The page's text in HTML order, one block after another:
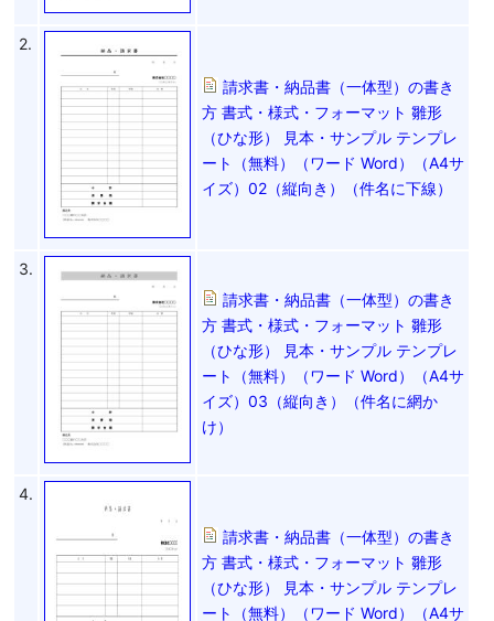
2.
請求書・納品書（一体型）の書き
方 書式・様式・フォーマット 雛形
（ひな形） 見本・サンプル テンプレ
ート（無料）（ワード Word）（A4サ
イズ）02（縦向き）（件名に下線）
3.
請求書・納品書（一体型）の書き
方 書式・様式・フォーマット 雛形
（ひな形） 見本・サンプル テンプレ
ート（無料）（ワード Word）（A4サ
イズ）03（縦向き）（件名に網か
け）
4.
請求書・納品書（一体型）の書き
方 書式・様式・フォーマット 雛形
（ひな形） 見本・サンプル テンプレ
ート（無料）（ワード Word）（A4サ